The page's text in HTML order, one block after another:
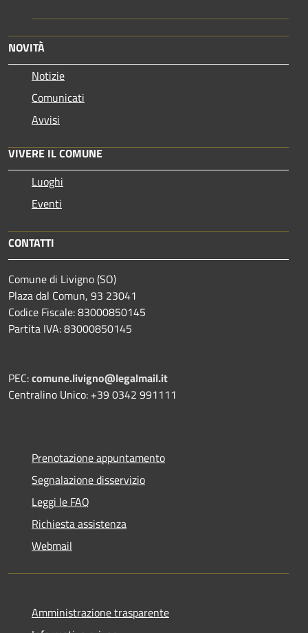
NOVITÀ
Notizie
Comunicati
Avvisi
VIVERE IL COMUNE
Luoghi
Eventi
CONTATTI
Comune di Livigno (SO)
Plaza dal Comun, 93 23041
Codice Fiscale: 83000850145
Partita IVA: 83000850145
PEC:comune.livigno@legalmail.it
Centralino Unico: +39 0342 991111
Prenotazione appuntamento
Segnalazione disservizio
Leggi le FAQ
Richiesta assistenza
Webmail
Amministrazione trasparente